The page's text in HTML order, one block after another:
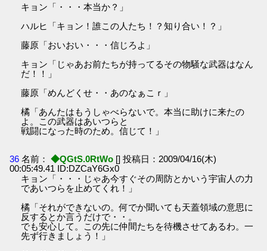
キョン「・・・本当か？」
ハルヒ「キョン！誰この人たち！？知り合い！？」
藤原「おいおい・・・信じろよ」
キョン「じゃあお前たちが持ってるその物騒な武器はなん
だ！！」
藤原「めんどくせ・・あのなぁこｒ」
橘「あんたはもうしゃべらないで。本当に助けに来たの
よ。この武器はあいつらと
戦闘になった時のため。信じて！」
36 名前： ◆QGtS.0RtWo [] 投稿日：2009/04/16(木)
00:05:49.41 ID:DZCaY6Gx0
キョン「・・・じゃあ今すぐその周防とかいう宇宙人の力
であいつらを止めてくれ！」
橘「それができないの。何でか聞いても天蓋領域の意思に
反するとか言うだけで・・。
でも安心して。この先に仲間たちを待機させてあるわ。一
先ず行きましょう！」